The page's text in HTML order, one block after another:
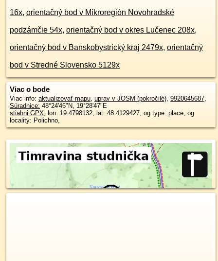
16x, orientačný bod v Mikroregión Novohradské
podzámčie 54x, orientačný bod v okres Lučenec 208x,
orientačný bod v Banskobystrický kraj 2479x, orientačný
bod v Stredné Slovensko 5129x
Viac o bode
Viac info: aktualizovať mapu, uprav v JOSM (pokročilé), 9920645687,
Súradnice: 48°24'46"N, 19°28'47"E
stiahni GPX, lon: 19.4798132, lat: 48.4129427, og type: place, og
locality: Polichno,